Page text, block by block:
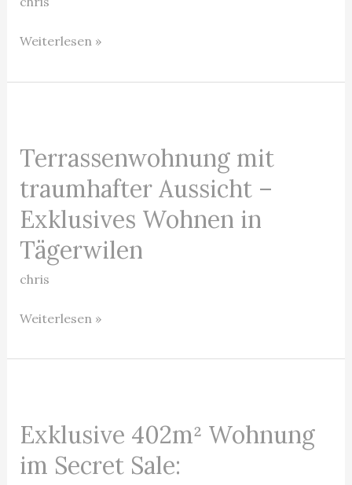
Weiterlesen »
Terrassenwohnung mit
traumhafter Aussicht –
Exklusives Wohnen in
Tägerwilen
chris
traumhafter
Aussicht
–
Exklusives
Wohnen
in
Weiterlesen »
Exklusive 402m² Wohnung
im Secret Sale:
Wohnung
im